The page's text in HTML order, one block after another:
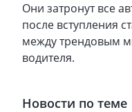
Они затронут все
после вступления
между трендовым
водителя.
Новости по теме